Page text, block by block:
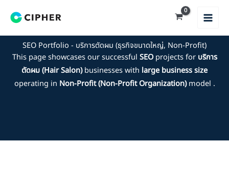
SEO Portfolio - บริการตัดผม (ธุรกิจขนาดใหญ่, Non-Profit)
This page showcases our successful SEOprojects for บริการ
ตัดผม (Hair Salon)businesses with large business size
operating in Non-Profit (Non-Profit Organization)model .